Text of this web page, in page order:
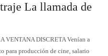
La llamada de
VENTANA DISCRETA Venían a
para producción de cine, salario